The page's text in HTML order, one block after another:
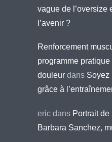
vague de l’oversize
l’avenir ?
Renforcement
programme
douleur dans Soyez
grâce à
eric dans Portrait
Barbara Sanchez,